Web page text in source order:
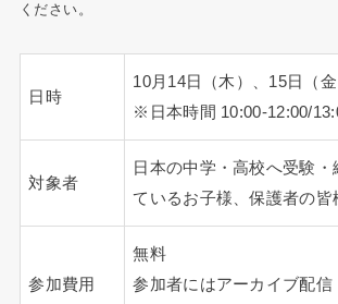
ください。
日時
10月14日（木）、15日（金
※日本時間 10:00-12:00/
対象者
日本の中学・高校へ受験
ているお子様、保護者の皆
参加費用
無料
参加者にはアーカイブ配信